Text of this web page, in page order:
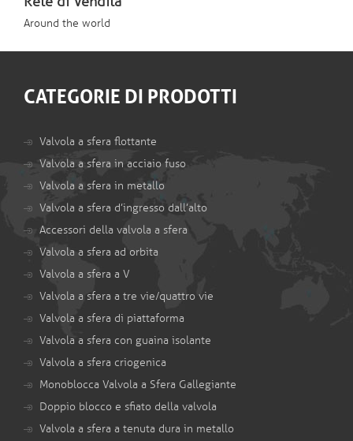
Around the world
CATEGORIE DI PRODOTTI
Valvola a sfera flottante
Valvola a sfera in acciaio fuso
Valvola a sfera in metallo
Valvola a sfera d’ingresso dall’alto
Accessori della valvola a sfera
Valvola a sfera ad orbita
Valvola a sfera a V
Valvola a sfera a tre vie/quattro vie
Valvola a sfera di piattaforma
Valvola a sfera con guaina isolante
Valvola a sfera criogenica
Monoblocca Valvola a Sfera Gallegiante
Doppio blocco e sfiato della valvola
Valvola a sfera a tenuta dura in metallo